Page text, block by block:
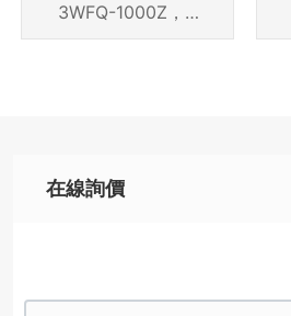
3WFQ-1000Z，3
WFQ-1000Z1,3W
在線詢價